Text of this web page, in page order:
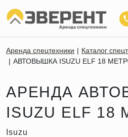
Аренда спецтехники Каталог
АВТОВЫШКА ISUZU ELF 18
АРЕНДА
ISUZU ELF 18
Isuzu